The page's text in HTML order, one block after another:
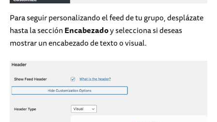
Para seguir personalizando el feed de tu grupo, desplázate
hasta la secciónEncabezadoy selecciona si deseas
mostrar un encabezado de texto o visual.